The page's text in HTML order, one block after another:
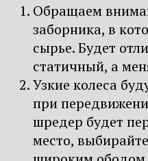
Обращаем
заборника, в
сырье. Будет
статичный, а
Узкие колеса
при
шредер будет
место,